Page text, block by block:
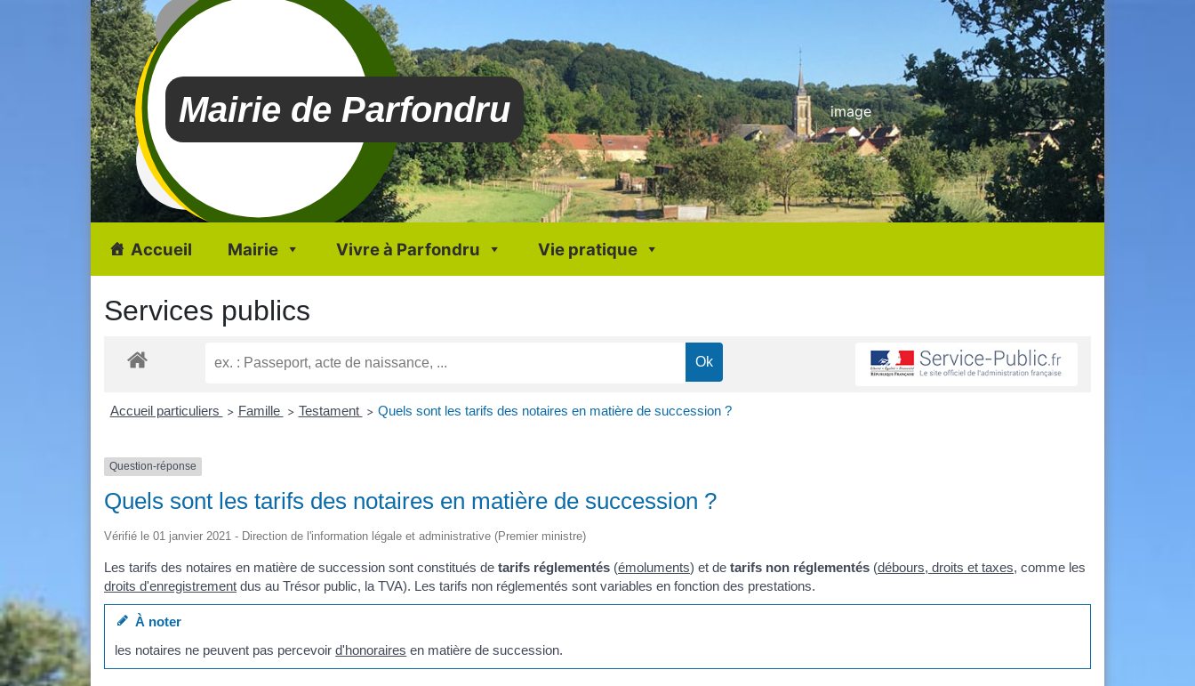
Mairie de Parfondru image
Accueil Mairie Vivre à Parfondru Vie pratique
Services publics
Accueil particuliers > Famille > Testament > Quels sont les tarifs des notaires en matière de succession ?
Question-réponse
Quels sont les tarifs des notaires en matière de succession ?
Vérifié le 01 janvier 2021 - Direction de l'information légale et administrative (Premier ministre)
Les tarifs des notaires en matière de succession sont constitués de tarifs réglementés (émoluments) et de tarifs non réglementés (débours, droits et taxes, comme les
droits d'enregistrement dus au Trésor public, la TVA). Les tarifs non réglementés sont variables en fonction des prestations.
À noter
les notaires ne peuvent pas percevoird'honoraires en matière de succession.